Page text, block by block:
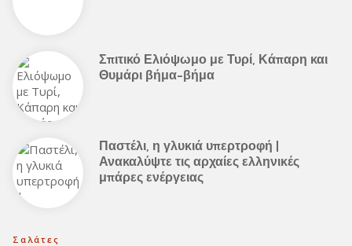
Σπιτικό Ελιόψωμο με Τυρί, Κάπαρη και
Θυμάρι βήμα-βήμα
Παστέλι, η γλυκιά υπερτροφή |
Ανακαλύψτε τις αρχαίες ελληνικές
μπάρες ενέργειας
Σαλάτες